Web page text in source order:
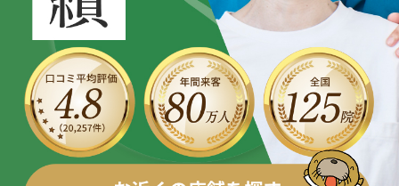
股関節の痛み
産後の不調・体型の崩れ
骨盤の傾き・歪み
坐骨神経痛
東北
仙台エリア（4院）
関東
池袋エリア（3院）
新宿エリア（3院）
初めての方へ
giversメソッドGIFT
研究・論文
医師・専門家からの推薦
ご予約はこちら
OUR CONCEPT
とらわれないカラダを。